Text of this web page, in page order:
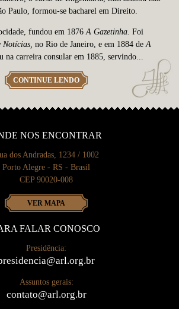
Paulo, formou-se bacharel em Direito.
fundou em 1876A Gazetinha. Foi
Notícias, no Rio de Janeiro, e em 1884 deA
na carreira consular em 1885, servindo...
CONTINUE LENDO
NOS ENCONTRAR
dos Andradas, 1234 / 1002
Porto Alegre - RS - Brasil
CEP 90020-008
VER MAPA
FALAR CONOSCO
Presidência:
Assuntos gerais:
contato@arl.org.br